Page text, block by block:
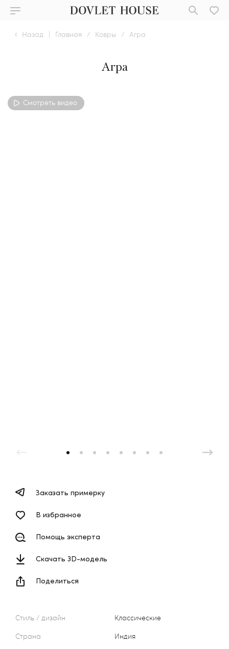
Назад | Главная / Ковры / Агра
Агра
Смотреть видео
Стиль / дизайн
Классические
Страна
Индия
Заказать примерку
В избранное
Помощь эксперта
Скачать 3D-модель
Поделиться